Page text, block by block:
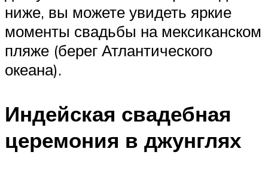
ниже, вы можете увидеть яркие
моменты свадьбы на мексиканском
пляже (берег Атлантического
океана).
Индейская свадебная
церемония в джунглях